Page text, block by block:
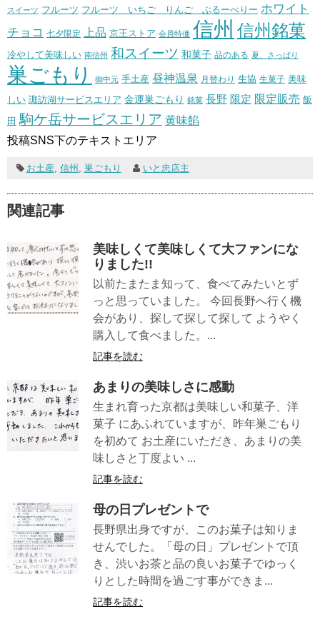
スイーツ フルーツ フルーツ いちご りんご ぶるーべりー ホワイト
チョコ 七夕限定 上品 京王ストア 会員特価 信州 信州銘菓
冷やして美味しい 南信州 和スイーツ 和菓子 品のある 夏、さっぱり
巣ごもり 御中元 手土産 昼神温泉 月替わり 生協 生菓子 美味
しい 諏訪湖サービスエリア 金運巣ごもり 銘菓 長野 限定 限定販売 飯
田 駒ケ岳サービスエリア 黄味餡
投稿SNS下のテキストエリア
お土産 信州 巣ごもり いと忠店主
関連記事
美味しくて美味しくて大ファンにな
りました!!
以前たまたま知って、食べてみたいとず
っと思っていました。 今回長野へ行く機
会があり、探して探して探して ようやく
購入して食べました。...
記事を読む
あまりの美味しさに感動
生まれ育った京都は美味しい和菓子、洋
菓子 にあふれていますが、昨年巣ごもり
を初めて お土産にいただき、あまりの美
味しさと丁度よい ...
記事を読む
母の日プレゼントで
長野県出身ですが、このお菓子は知りま
せんでした。「母の日」プレゼントで頂
き、渋いお茶と品の良いお菓子でゆっく
りとした時間を過ごす事ができま...
記事を読む